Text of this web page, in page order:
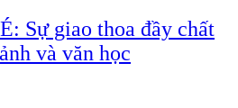
Sự giao thoa đầy chất
và văn học